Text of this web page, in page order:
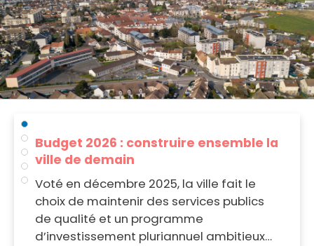
Budget 2026 : construire ensemble la
ville de demain
Voté en décembre 2025, la ville fait le
choix de maintenir des services publics
de qualité et un programme
d’investissement pluriannuel ambitieux…